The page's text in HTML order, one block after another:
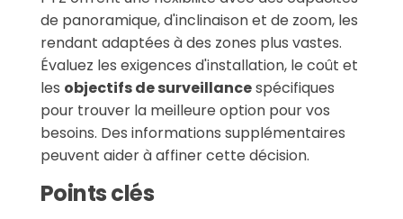
de panoramique, d'inclinaison et de zoom, les
rendant adaptées à des zones plus vastes.
Évaluez les exigences d'installation, le coût et
les objectifs de surveillancespécifiques
pour trouver la meilleure option pour vos
besoins. Des informations supplémentaires
peuvent aider à affiner cette décision.
Points clés